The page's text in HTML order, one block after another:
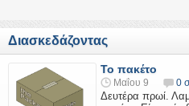
Διασκεδάζοντας
Το πακέτο
Μαΐου 9 0
Δευτέρα πρωί.